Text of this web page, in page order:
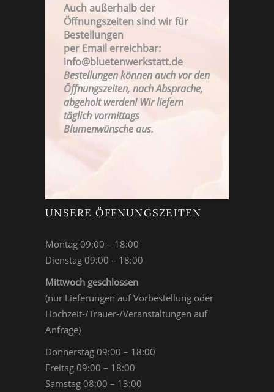
FAMILIENBETRIEB SEIT 1923
UNSERE ÖFFNUNGSZEITEN
Montag 09:00 – 18:00
Dienstag 09:00 – 18:00
Mittwoch geschlossen
(nur Lieferungen auf Vorbestellung oder
Hochzeit-/Trauer-/Veranstaltungen auf
Anfrage)
Donnerstag 09:00 – 18:00
Freitag 09:00 – 18:00
Samstag 08:00 – 13:00
Auch außerhalb der
Öffnungszeiten sind wir für
Bestellungen
per Email erreichbar:
info@bluetenwerkstatt.de
Bestellungen können auch vor den
Öffnungszeiten, nach Absprache,
abgeholt werden! Wir liefern
täglich vormittags
Blumenwünsche aus.